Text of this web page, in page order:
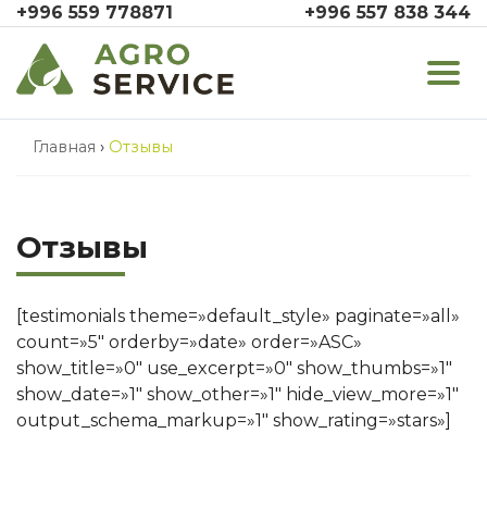
+996 559 778871 +996 557 838 344
Главная › Отзывы
Отзывы
[testimonials theme=»default_style» paginate=»all»
count=»5″ orderby=»date» order=»ASC»
show_title=»0″ use_excerpt=»0″ show_thumbs=»1″
show_date=»1″ show_other=»1″ hide_view_more=»1″
output_schema_markup=»1″ show_rating=»stars»]